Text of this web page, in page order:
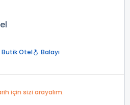
Butik Otel
Balayı
için sizi arayalım.